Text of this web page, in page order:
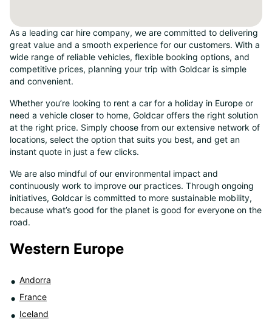
8
As a leading car hire company, we are committed to delivering
great value and a smooth experience for our customers. With a
wide range of reliable vehicles, flexible booking options, and
competitive prices, planning your trip with Goldcar is simple
and convenient.
Whether you’re looking to rent a car for a holiday in Europe or
need a vehicle closer to home, Goldcar offers the right solution
at the right price. Simply choose from our extensive network of
locations, select the option that suits you best, and get an
instant quote in just a few clicks.
We are also mindful of our environmental impact and
continuously work to improve our practices. Through ongoing
initiatives, Goldcar is committed to more sustainable mobility,
because what’s good for the planet is good for everyone on the
road.
Western Europe
Andorra
France
Iceland